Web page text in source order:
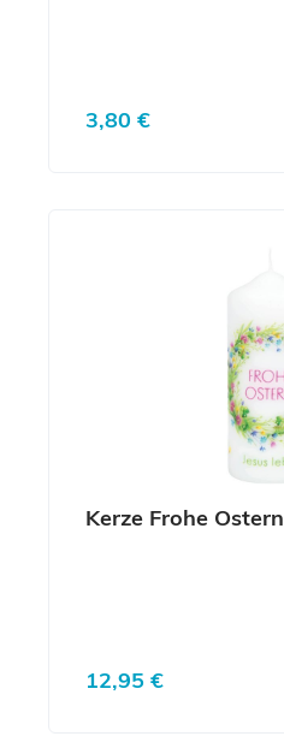
Regulärer Preis:
3,80 €
Kerze Frohe Ostern
Regulärer Preis:
12,95 €